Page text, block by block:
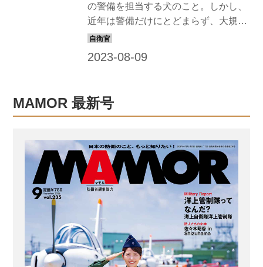
の警備を担当する犬のこと。しかし、
近年は警備だけにとどまらず、大規模
災害地に赴き、捜索などの人命救助活
備犬としての素養がある」と判断した
犬を一括購入し、警備犬を配備する全
間間基地に入隊した警備犬は、1、2年
かけてさまざまな訓練を行いながら、
空自独自の資格試験である「警備犬資
格検定」をパスすることで一人前にな
るのである。 そんな入間基地の警備犬
管理班は、自衛隊警備犬の訓練のほ
か、全国の基地に配備されている警備
犬を扱う...
MAMOR 最新号